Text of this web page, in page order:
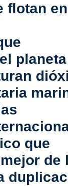
flotan en
que
de